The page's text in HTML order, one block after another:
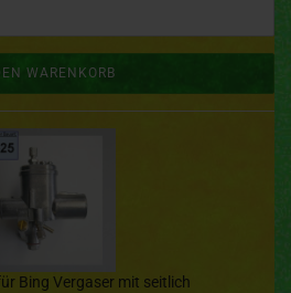
WARENKORB
Bing Vergaser mit seitlich